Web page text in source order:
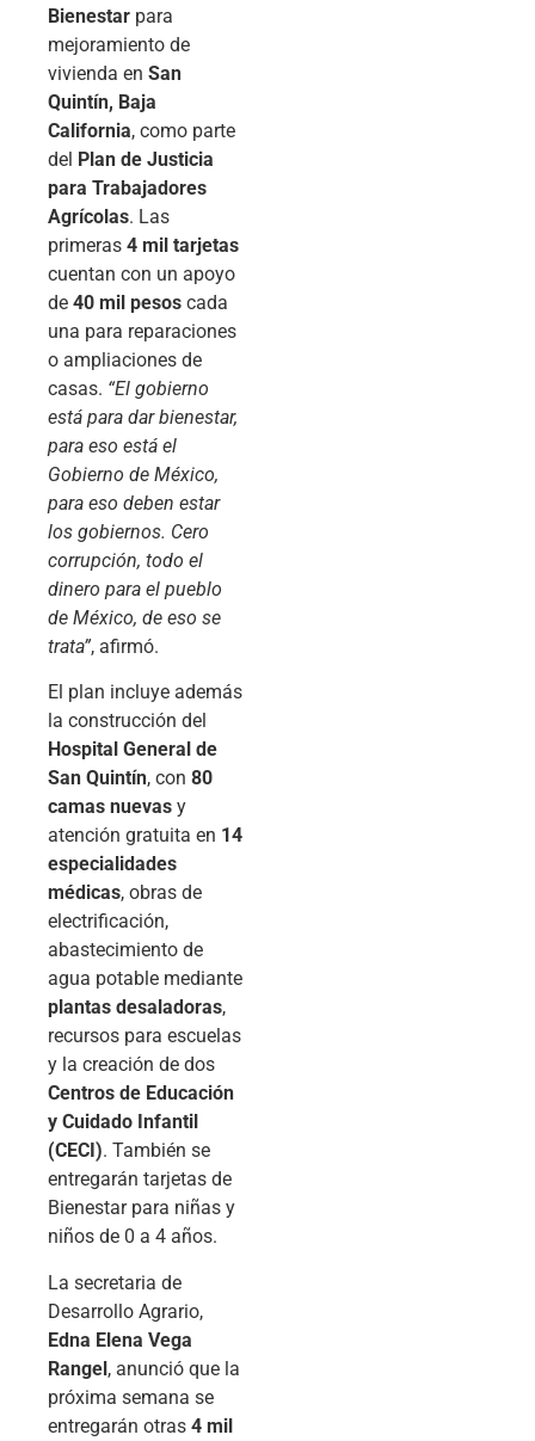
Bienestar para
mejoramiento de
vivienda en San
Quintín, Baja
California, como parte
del Plan de Justicia
para Trabajadores
Agrícolas. Las
primeras 4 mil tarjetas
cuentan con un apoyo
de 40 mil pesos cada
una para reparaciones
o ampliaciones de
casas. “El gobierno
está para dar bienestar,
para eso está el
Gobierno de México,
para eso deben estar
los gobiernos. Cero
corrupción, todo el
dinero para el pueblo
de México, de eso se
trata”, afirmó.
El plan incluye además
la construcción del
Hospital General de
San Quintín, con 80
camas nuevas y
atención gratuita en 14
especialidades
médicas, obras de
electrificación,
abastecimiento de
agua potable mediante
plantas desaladoras,
recursos para escuelas
y la creación de dos
Centros de Educación
y Cuidado Infantil
(CECI). También se
entregarán tarjetas de
Bienestar para niñas y
niños de 0 a 4 años.
La secretaria de
Desarrollo Agrario,
Edna Elena Vega
Rangel, anunció que la
próxima semana se
entregarán otras 4 mil